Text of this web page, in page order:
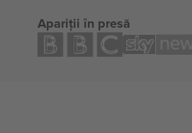
Apariții în presă